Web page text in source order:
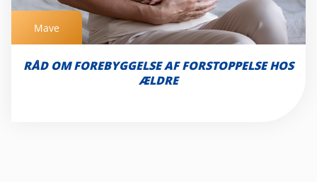
Mave
RÅD OM FOREBYGGELSE AF FORSTOPPELSE HOS
ÆLDRE